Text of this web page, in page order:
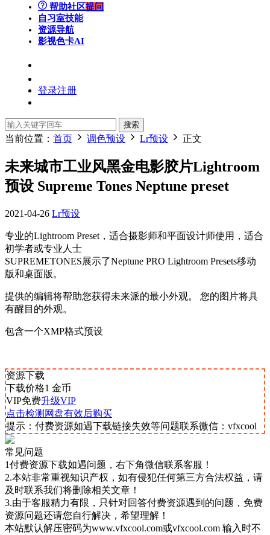
帮助社区提问
自习室技能
资源导航
影视色卡AI
登录注册
搜索
当前位置： 首页 调色预设 Lr预设 正文
未来城市工业风黑金电影胶片Lightroom
预设 Supreme Tones Neptune preset
2021-04-26 Lr预设
专业的Lightroom Preset，适合摄影师和平面设计师使用，适合
初学者或专业人士
SUPREMETONES展示了Neptune PRO Lightroom Presets移动
版和桌面版。
提供的编辑将帮助您获得未来派的最小外观。 您的图片将具
有醒目的外观。
包含一个XMP格式预设
资源下载
下载价格1 金币
VIP免费升级VIP
点击检测网盘有效后购买
提示：付费资源如遇下载链接失效等问题联系微信：vfxcool
常见问题
1付费资源下载如遇问题，右下角微信联系客服！
2.本站非常重视知识产权，如有侵犯任何第三方合法权益，请
及时联系我们将删除相关文章！
3.由于客服精力有限，只针对回答付费资源遇到的问题，免费
资源问题还请您自行解决，希望理解！
本站默认解压密码为www.vfxcool.com或vfxcool.com 输入时不